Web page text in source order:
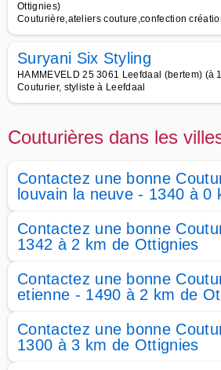
Ottignies)
Couturière,ateliers couture,confection
Suryani Six Styling
HAMMEVELD 25 3061 Leefdaal (bertem) (à
Couturier, styliste à Leefdaal
Couturières dans les
Contactez une bonne
louvain la neuve - 1340 à 0
Contactez une bonne
1342 à 2 km de Ottignies
Contactez une bonne
etienne - 1490 à 2 km de
Contactez une bonne
1300 à 3 km de Ottignies